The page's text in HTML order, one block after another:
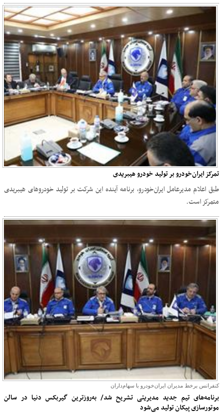
تمرکز ایران‌خودرو بر تولید خودرو هیبریدی
طبق اعلام مدیرعامل ایران‌خودرو، برنامه آینده این شرکت بر تولید خودروهای هیبریدی
متمرکز است.
کنفرانس برخط مدیران ایران‌خودرو با سهام‌داران
برنامه‌های تیم جدید مدیریتی تشریح شد/ به‌روزترین گیربکس دنیا در سالن
موتورسازی پیکان تولید می‌شود